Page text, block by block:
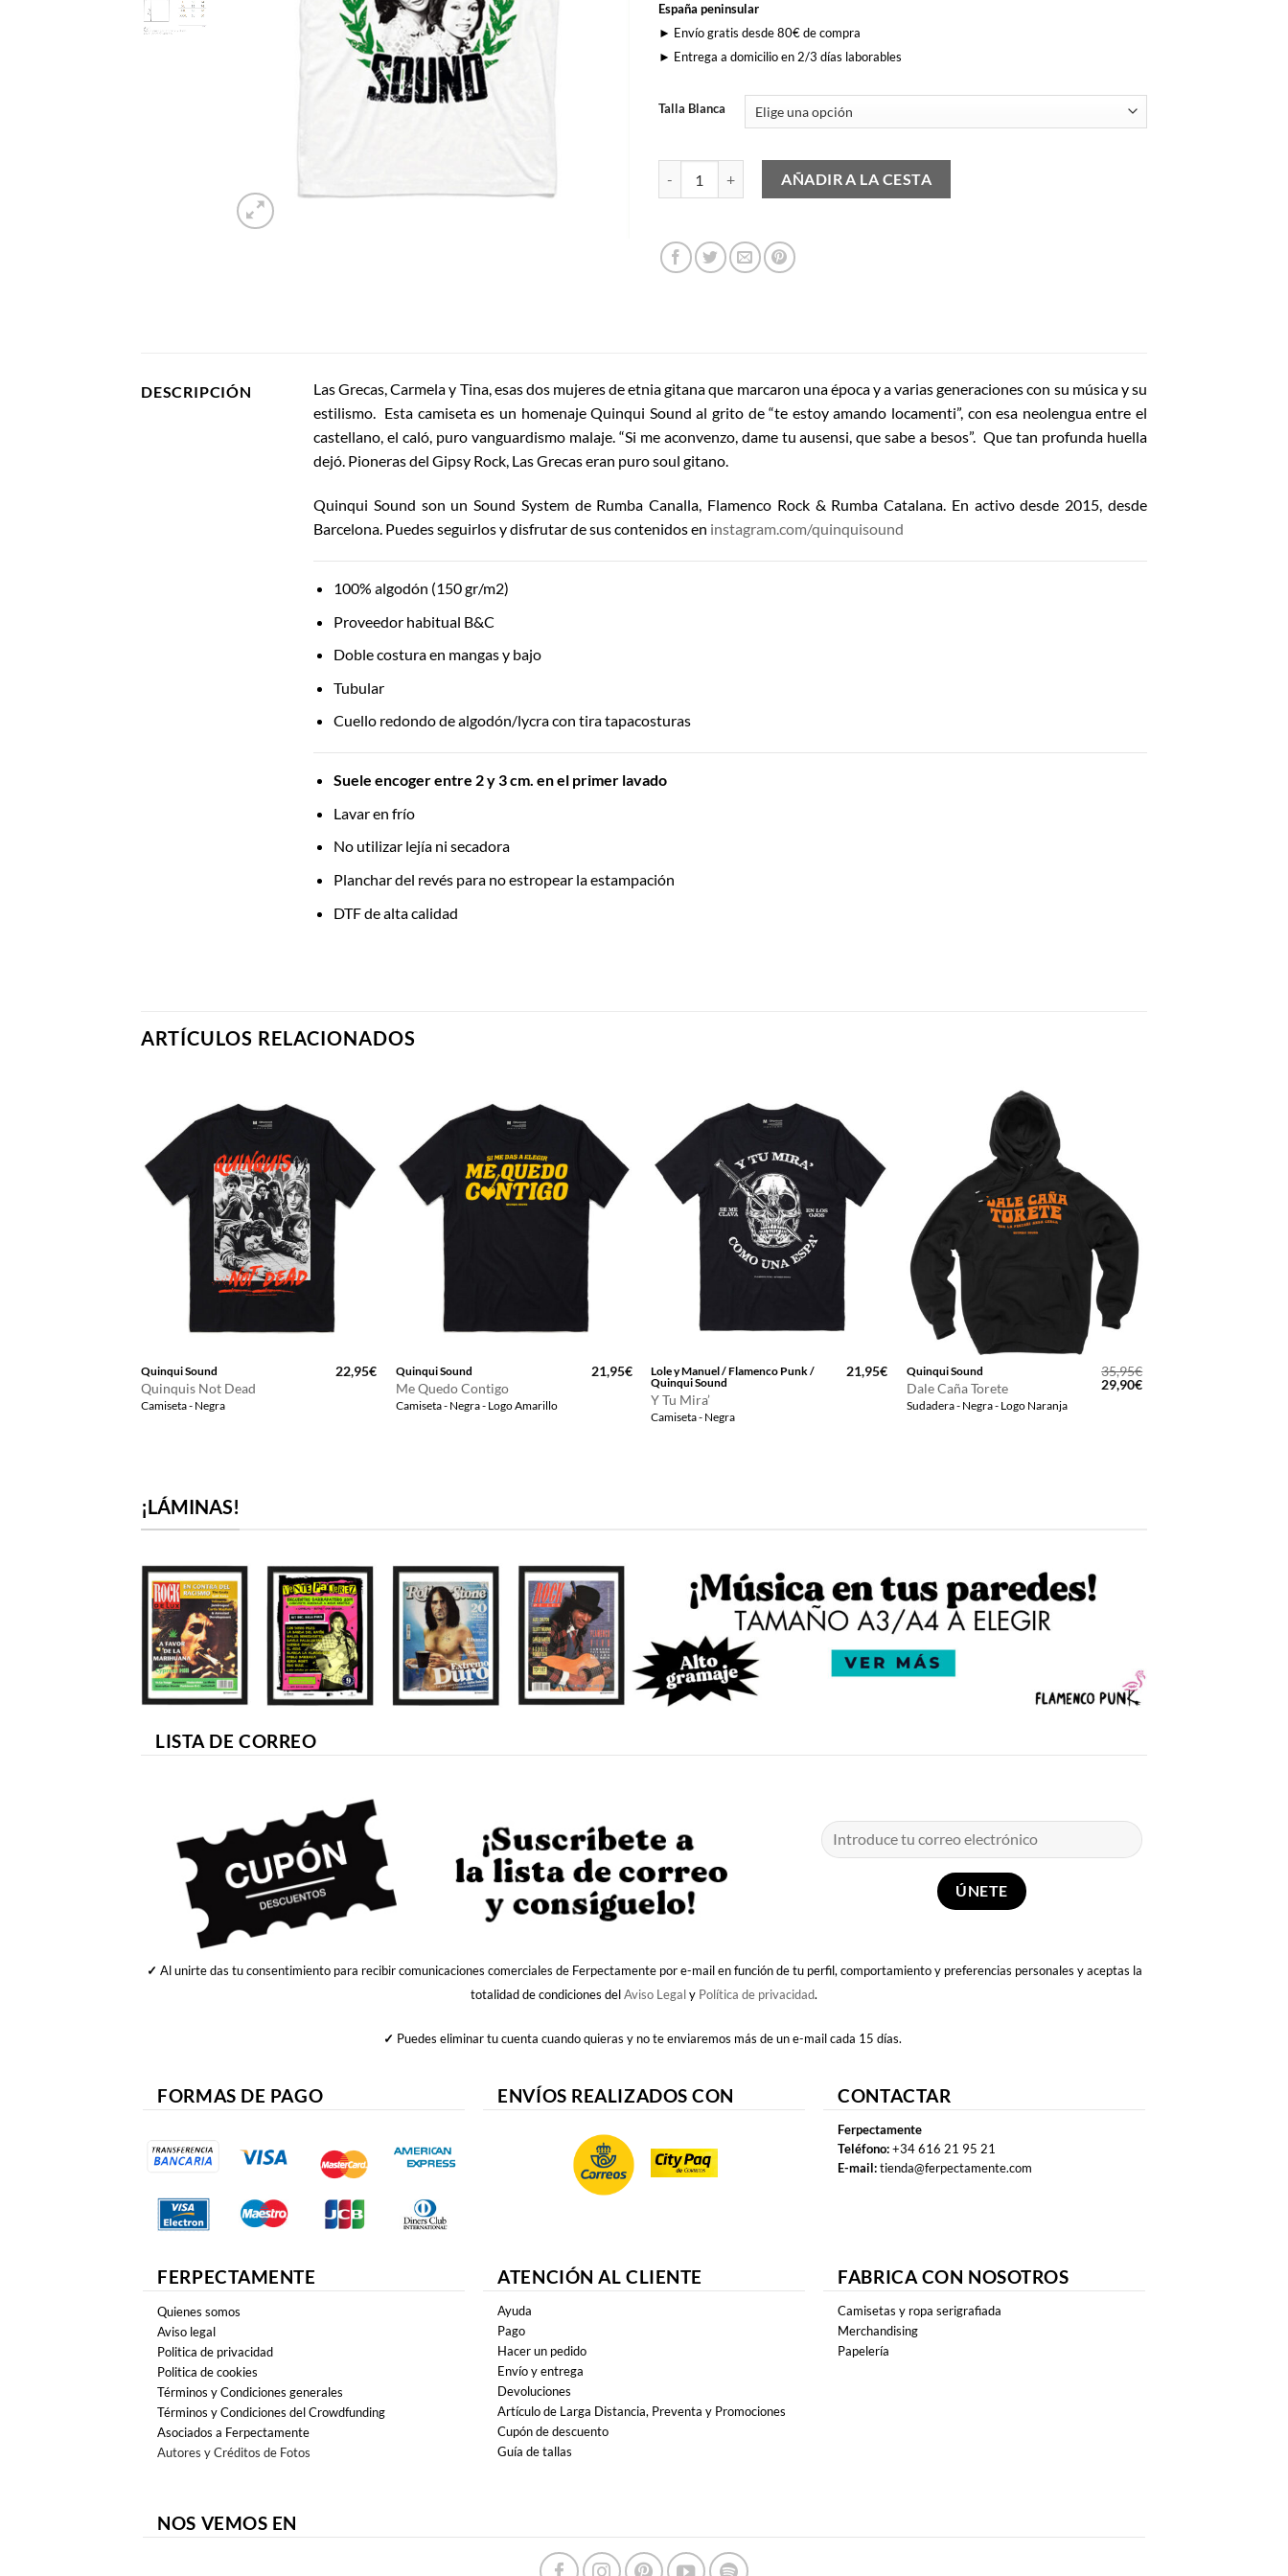
España peninsular
► Envío gratis desde 80€ de compra
► Entrega a domicilio en 2/3 días laborables
Talla Blanca
AÑADIR A LA CESTA
DESCRIPCIÓN
Las Grecas, Carmela y Tina, esas dos mujeres de etnia gitana que marcaron una época y a varias generaciones con su música y su
estilismo. Esta camiseta es un homenaje Quinqui Sound al grito de “te estoy amando locamenti”, con esa neolengua entre el
castellano, el caló, puro vanguardismo malaje. “Si me aconvenzo, dame tu ausensi, que sabe a besos”. Que tan profunda huella
dejó. Pioneras del Gipsy Rock, Las Grecas eran puro soul gitano.
Quinqui Sound son un Sound System de Rumba Canalla, Flamenco Rock & Rumba Catalana. En activo desde 2015, desde
Barcelona. Puedes seguirlos y disfrutar de sus contenidos en instagram.com/quinquisound
100% algodón (150 gr/m2)
Proveedor habitual B&C
Doble costura en mangas y bajo
Tubular
Cuello redondo de algodón/lycra con tira tapacosturas
Suele encoger entre 2 y 3 cm. en el primer lavado
Lavar en frío
No utilizar lejía ni secadora
Planchar del revés para no estropear la estampación
DTF de alta calidad
ARTÍCULOS RELACIONADOS
Quinqui Sound
Quinquis Not Dead
Camiseta - Negra
22,95€ Quinqui Sound
Me Quedo Contigo
Camiseta - Negra - Logo Amarillo
21,95€
Lole y Manuel / Flamenco Punk /
Quinqui Sound
Y Tu Mira’
Camiseta - Negra
21,95€ Quinqui Sound
Dale Caña Torete
Sudadera - Negra - Logo Naranja
35,95€
El
precio
29,90€El
¡LÁMINAS!
LISTA DE CORREO
✓ Al unirte das tu consentimiento para recibir comunicaciones comerciales de Ferpectamente por e-mail en función de tu perfil, comportamiento y preferencias personales y aceptas la
totalidad de condiciones delAviso Legaly Política de privacidad.
✓ Puedes eliminar tu cuenta cuando quieras y no te enviaremos más de un e-mail cada 15 días.
FORMAS DE PAGO ENVÍOS REALIZADOS CON CONTACTAR
Ferpectamente
Teléfono:+34 616 21 95 21
E-mail:tienda@ferpectamente.com
FERPECTAMENTE
Quienes somos
Aviso legal
Politica de privacidad
Politica de cookies
Términos y Condiciones generales
Términos y Condiciones del Crowdfunding
Asociados a Ferpectamente
Autores y Créditos de Fotos
ATENCIÓN AL CLIENTE
Ayuda
Pago
Hacer un pedido
Envío y entrega
Devoluciones
Artículo de Larga Distancia, Preventa y Promociones
Cupón de descuento
Guía de tallas
FABRICA CON NOSOTROS
Camisetas y ropa serigrafiada
Merchandising
Papelería
NOS VEMOS EN